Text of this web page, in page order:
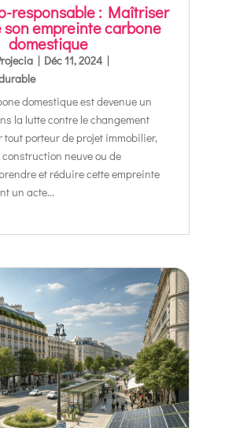
responsable : Maîtriser
empreinte carbone
domestique
| Déc 11, 2024|
domestique est devenue un
la lutte contre le changement
porteur de projet immobilier,
neuve ou de
et réduire cette empreinte
un acte...